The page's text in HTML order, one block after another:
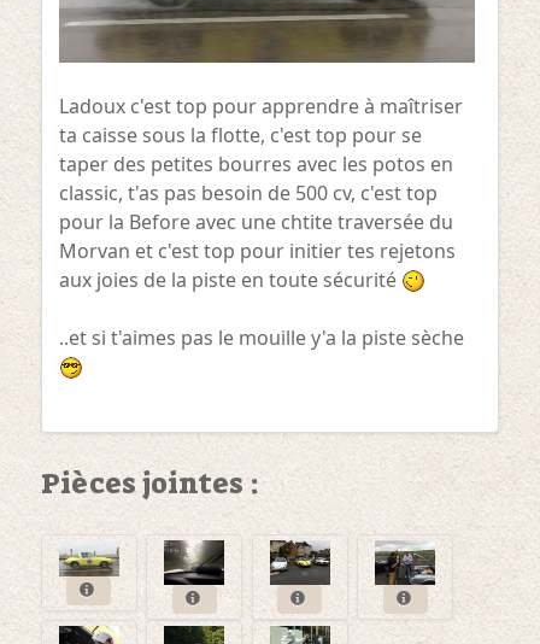
Ladoux c'est top pour apprendre à maîtriser
ta caisse sous la flotte, c'est top pour se
taper des petites bourres avec les potos en
classic, t'as pas besoin de 500 cv, c'est top
pour la Before avec une chtite traversée du
Morvan et c'est top pour initier tes rejetons
aux joies de la piste en toute sécurité
..et si t'aimes pas le mouille y'a la piste sèche
Pièces jointes :